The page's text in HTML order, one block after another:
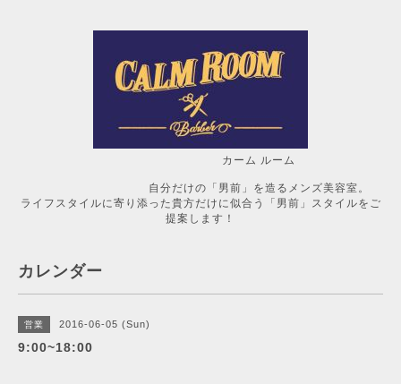
カーム ルーム
自分だけの「男前」を造るメンズ美容室。
ライフスタイルに寄り添った貴方だけに似合う「男前」スタイルをご
提案します！
カレンダー
営業 2016-06-05 (Sun)
9:00~18:00